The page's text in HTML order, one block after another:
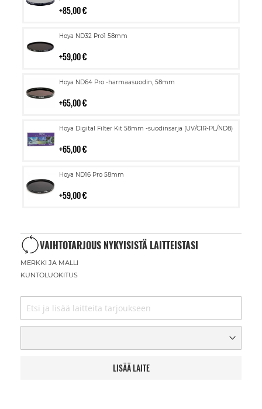
85,00 €
Hoya ND32 Pro1 58mm
59,00 €
Lisää
Hoya ND64 Pro -harmaasuodin, 58mm
65,00 €
Lisää
Hoya Digital Filter Kit 58mm -suodinsarja (UV/CIR-PL/ND8)
65,00 €
Lisää
Hoya ND16 Pro 58mm
59,00 €
Lisää
VAIHTOTARJOUS NYKYISISTÄ LAITTEISTASI
MERKKI JA MALLI
KUNTOLUOKITUS
LISÄÄ LAITE